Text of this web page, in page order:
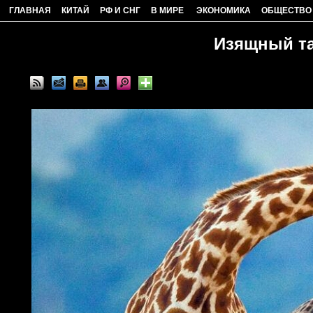
ГЛАВНАЯ КИТАЙ РФ И СНГ В МИРЕ ЭКОНОМИКА ОБЩЕСТВО
Изящный